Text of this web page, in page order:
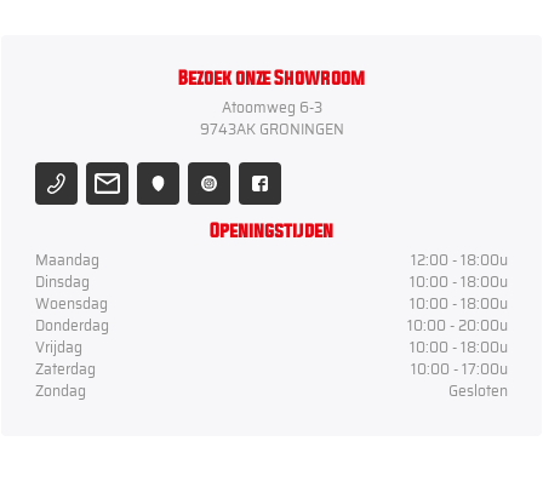
Bezoek onze Showroom
Atoomweg 6-3
9743AK GRONINGEN
Openingstijden
Maandag
12:00 - 18:00u
Dinsdag
10:00 - 18:00u
Woensdag
10:00 - 18:00u
Donderdag
10:00 - 20:00u
Vrijdag
10:00 - 18:00u
Zaterdag
10:00 - 17:00u
Zondag
Gesloten